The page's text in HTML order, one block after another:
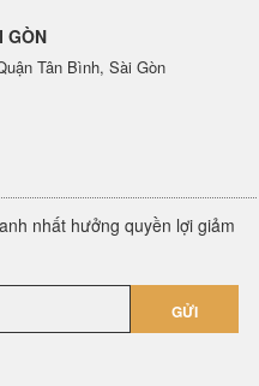
GÒN
Tân Bình, Sài Gòn
nhất hưởng quyền lợi giảm
GỬI